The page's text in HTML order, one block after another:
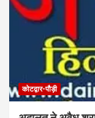
कोटद्वार-पौड़ी